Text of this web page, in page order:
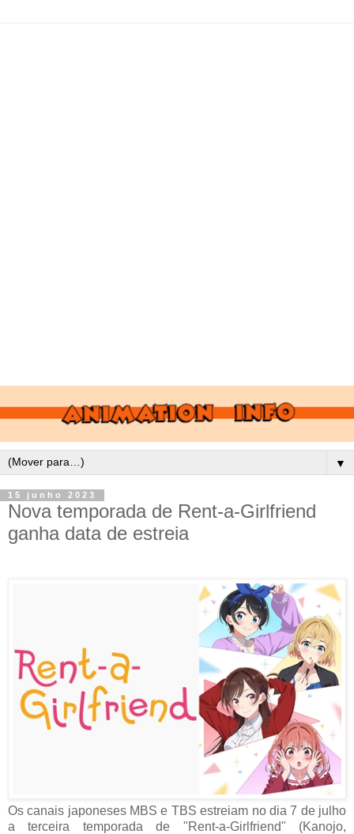
▼
15 junho 2023
Nova temporada de Rent-a-Girlfriend
ganha data de estreia
Os canais japoneses MBS e TBS estreiam no dia 7 de julho
a terceira temporada de "Rent-a-Girlfriend" (Kanojo,